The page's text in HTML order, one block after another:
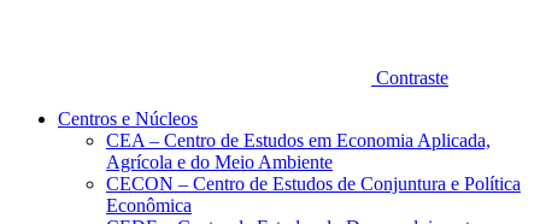
Contraste
Centros e Núcleos
CEA – Centro de Estudos em Economia Aplicada,
Agrícola e do Meio Ambiente
CECON – Centro de Estudos de Conjuntura e Política
Econômica